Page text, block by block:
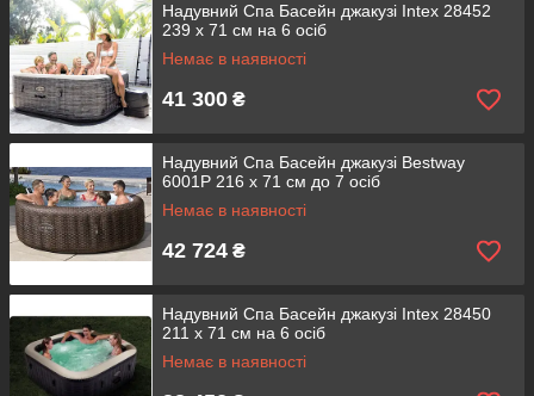
Надувний Спа Басейн джакузі Intex 28452
239 х 71 см на 6 осіб
Немає в наявності
41 300 ₴
Надувний Спа Басейн джакузі Bestway
6001P 216 х 71 см до 7 осіб
Немає в наявності
42 724 ₴
Надувний Спа Басейн джакузі Intex 28450
211 х 71 см на 6 осіб
Немає в наявності